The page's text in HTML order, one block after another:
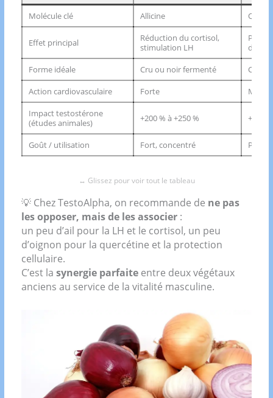
Molécule clé Allicine
Effet principal
Réduction du cortisol,
stimulation LH
de
Forme idéale
Cru ou noir fermenté
Cru
Action cardiovasculaire
Forte
Impact testostérone
(études animales)
+200 % à +250 % +300
Goût / utilisation Fort, concentré Plus
💡 Chez TestoAlpha, on recommande de ne pas
les opposer, mais de les associer :
un peu d’ail pour la LH et le cortisol, un peu
d’oignon pour la quercétine et la protection
cellulaire.
C’est lasynergie parfaite entre deux végétaux
anciens au service de la vitalité masculine.